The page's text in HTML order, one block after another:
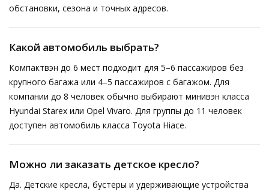
обстановки, сезона и точных адресов.
Какой автомобиль выбрать?
Компактвэн до 6 мест подходит для 5–6 пассажиров без
крупного багажа или 4–5 пассажиров с багажом. Для
компании до 8 человек обычно выбирают минивэн класса
Hyundai Starex или Opel Vivaro. Для группы до 11 человек
доступен автомобиль класса Toyota Hiace.
Можно ли заказать детское кресло?
Да. Детские кресла, бустеры и удерживающие устройства